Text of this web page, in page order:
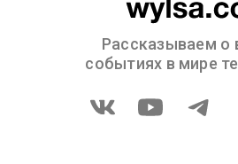
Рассказываем о
событиях в мире